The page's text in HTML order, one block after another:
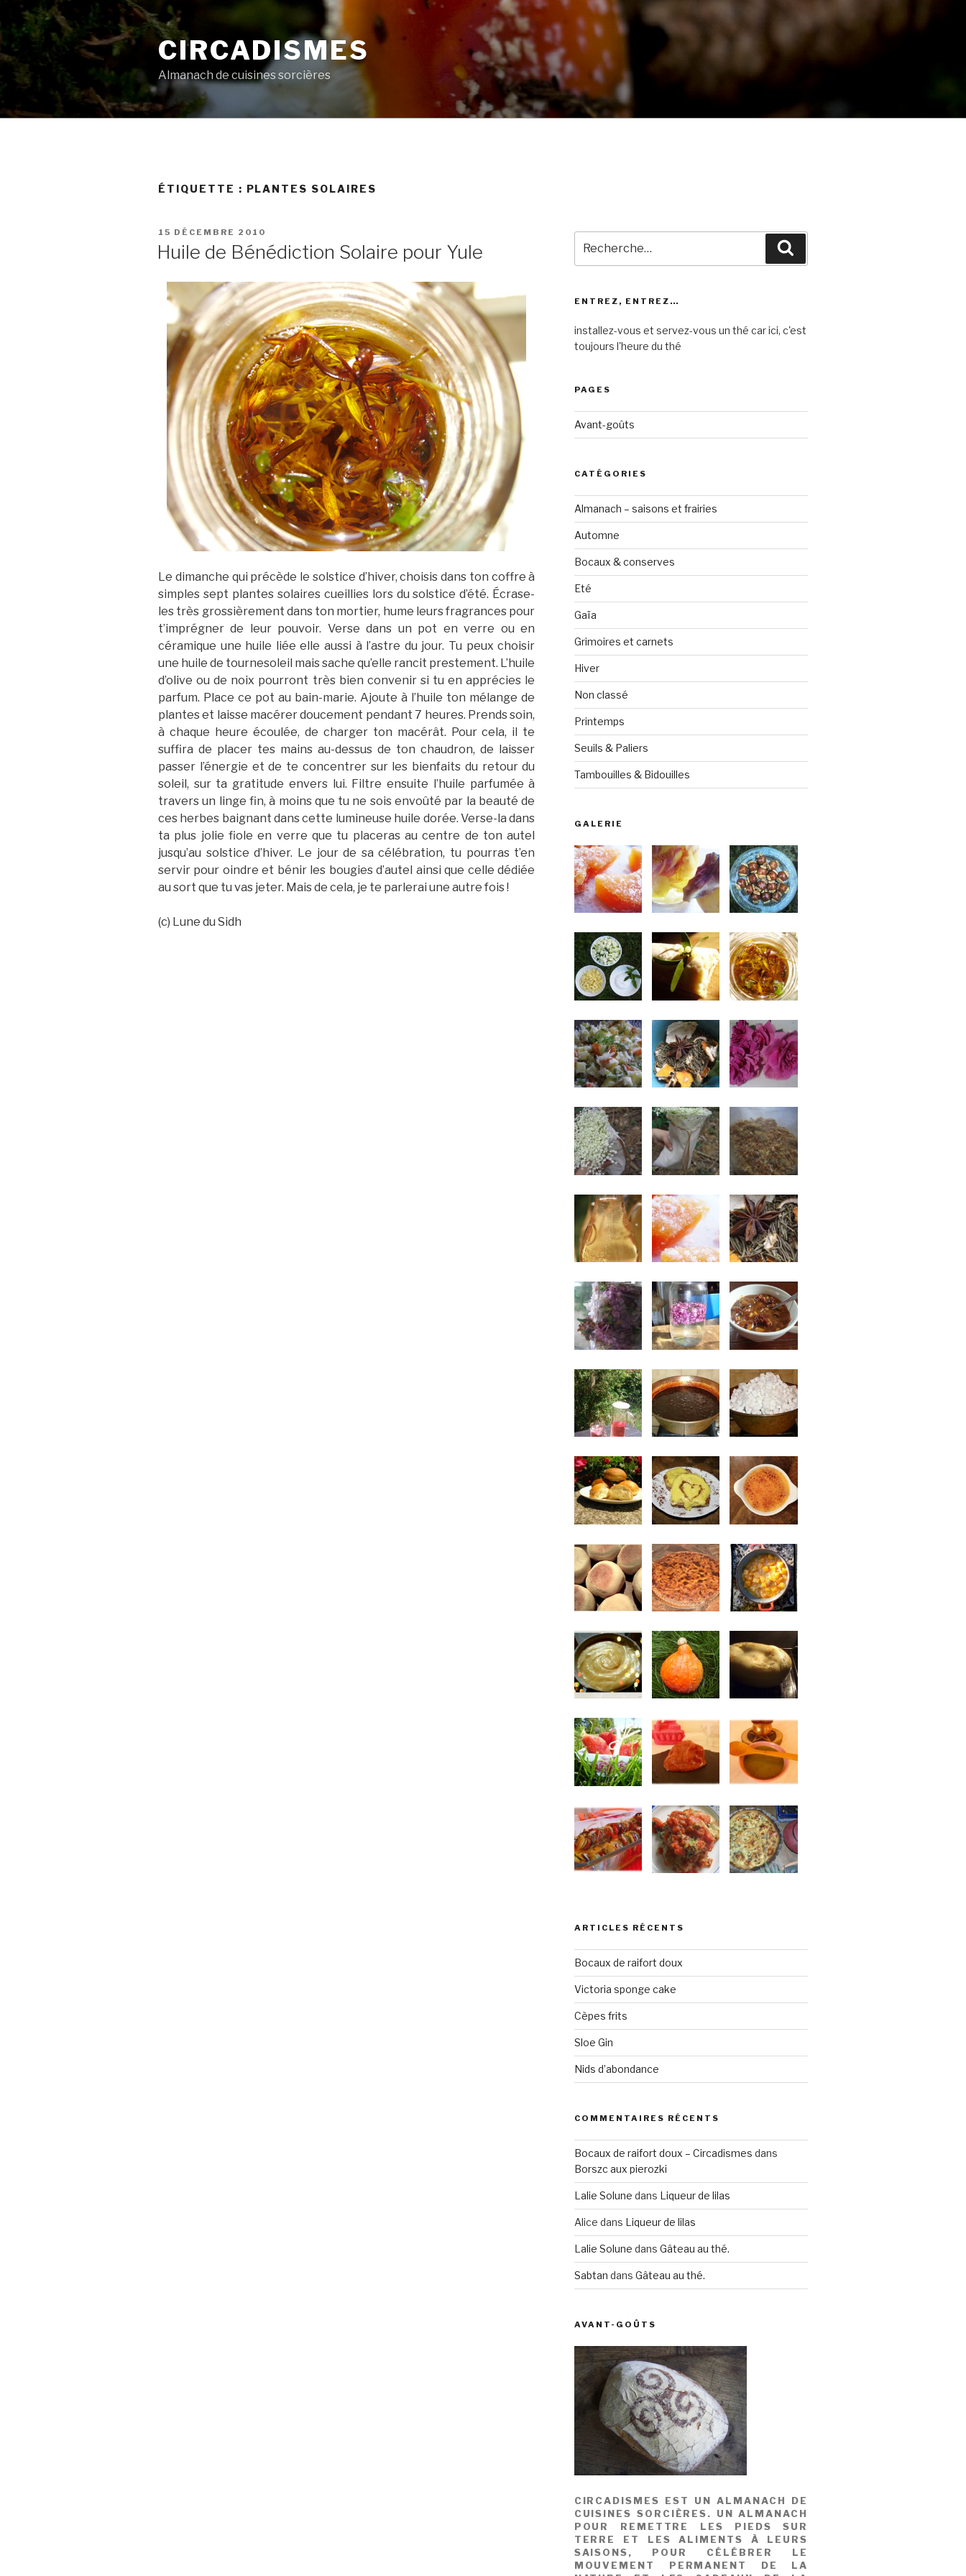
Aller
au
contenu
principal
CIRCADISMES
Almanach de cuisines sorcières
ÉTIQUETTE : PLANTES SOLAIRES
PUBLIÉ
15 DÉCEMBRE 2010
Huile de Bénédiction Solaire pour Yule
Le dimanche qui précède le solstice d’hiver, choisis dans ton coffre à
simples sept plantes solaires cueillies lors du solstice d’été. Écrase-
les très grossièrement dans ton mortier, hume leurs fragrances pour
t’imprégner de leur pouvoir. Verse dans un pot en verre ou en
céramique une huile liée elle aussi à l’astre du jour. Tu peux choisir
une huile de tournesoleil mais sache qu’elle rancit prestement. L’huile
d’olive ou de noix pourront très bien convenir si tu en apprécies le
parfum. Place ce pot au bain-marie. Ajoute à l’huile ton mélange de
plantes et laisse macérer doucement pendant 7 heures. Prends soin,
à chaque heure écoulée, de charger ton macérât. Pour cela, il te
suffira de placer tes mains au-dessus de ton chaudron, de laisser
passer l’énergie et de te concentrer sur les bienfaits du retour du
soleil, sur ta gratitude envers lui. Filtre ensuite l’huile parfumée à
travers un linge fin, à moins que tu ne sois envoûté par la beauté de
ces herbes baignant dans cette lumineuse huile dorée. Verse-la dans
ta plus jolie fiole en verre que tu placeras au centre de ton autel
jusqu’au solstice d’hiver. Le jour de sa célébration, tu pourras t’en
servir pour oindre et bénir les bougies d’autel ainsi que celle dédiée
au sort que tu vas jeter. Mais de cela, je te parlerai une autre fois !
(c) Lune du Sidh
pour
:
ENTREZ, ENTREZ…
installez-vous et servez-vous un thé car ici, c'est
toujours l'heure du thé
PAGES
Avant-goûts
CATÉGORIES
Almanach – saisons et frairies
Automne
Bocaux & conserves
Eté
Gaïa
Grimoires et carnets
Hiver
Non classé
Printemps
Seuils & Paliers
Tambouilles & Bidouilles
GALERIE
ARTICLES RÉCENTS
Bocaux de raifort doux
Victoria sponge cake
Cèpes frits
Sloe Gin
Nids d’abondance
COMMENTAIRES RÉCENTS
Bocaux de raifort doux – Circadismes dans
Borszc aux pierozki
Lalie Solune dans Liqueur de lilas
Alice dans Liqueur de lilas
Lalie Solune dans Gâteau au thé.
Sabtan dans Gâteau au thé.
AVANT-GOÛTS
CIRCADISMES EST UN ALMANACH DE
CUISINES SORCIÈRES. UN ALMANACH
POUR REMETTRE LES PIEDS SUR
TERRE ET LES ALIMENTS À LEURS
SAISONS, POUR CÉLÉBRER LE
MOUVEMENT PERMANENT DE LA